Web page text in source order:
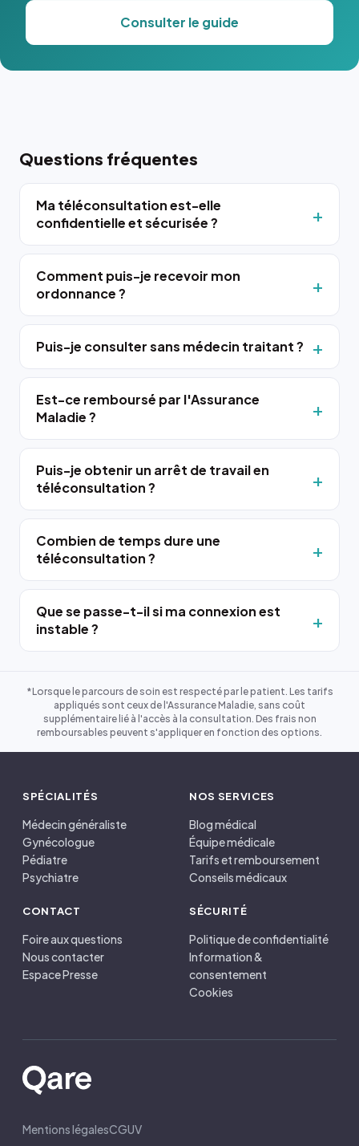
Consulter le guide
Questions fréquentes
Ma téléconsultation est-elle
confidentielle et sécurisée ?
Comment puis-je recevoir mon
ordonnance ?
Puis-je consulter sans médecin traitant ?
Est-ce remboursé par l'Assurance
Maladie ?
Puis-je obtenir un arrêt de travail en
téléconsultation ?
Combien de temps dure une
téléconsultation ?
Que se passe-t-il si ma connexion est
instable ?
*Lorsque le parcours de soin est respecté par le patient. Les tarifs
appliqués sont ceux de l'Assurance Maladie, sans coût
supplémentaire lié à l'accès à la consultation. Des frais non
remboursables peuvent s'appliquer en fonction des options.
SPÉCIALITÉS
Médecin généraliste
Gynécologue
Pédiatre
Psychiatre
NOS SERVICES
Blog médical
Équipe médicale
Tarifs et remboursement
Conseils médicaux
CONTACT
Foire aux questions
Nous contacter
Espace Presse
SÉCURITÉ
Politique de confidentialité
Information &
consentement
Cookies
Mentions légalesCGUV